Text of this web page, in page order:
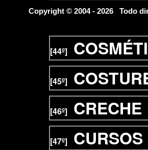
[44º]
[45º]
[46º] CRECHE
[47º]
Copyright © 2004 - 2026 Todo